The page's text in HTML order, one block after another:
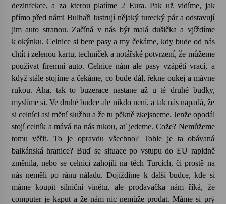
dezinfekce, a za kterou platíme 2 Eura. Pak už vidíme, jak
přímo před námi Bulhaři lustrují nějaký turecký pár a odstavují
jim auto stranou. Začíná v nás být malá dušička a vjíždíme
k okýnku. Celnice si bere pasy a my čekáme, kdy bude od nás
chtít i zelenou kartu, techniček a notářské potvrzení, že můžeme
používat firemní auto. Celnice nám ale pasy vzápětí vrací, a
když stále stojíme a čekáme, co bude dál, řekne oukej a mávne
rukou. Aha, tak to buzerace nastane až u té druhé budky,
myslíme si. Ve druhé budce ale nikdo není, a tak nás napadá, že
si celníci asi mění službu a že tu pěkně zkejsneme. Jenže opodál
stojí celník a mává na nás rukou, ať jedeme. Cože? Nemůžeme
tomu věřit. To je opravdu všechno? Tohle je ta obávaná
balkánská hranice? Buď se situace po vstupu do EU rapidně
změnila, nebo se celníci zahojili na těch Turcích, či prostě na
nás neměli po ránu náladu. Dojíždíme k další budce, kde si
máme koupit silniční vinětu, ale prodavačka nám říká, že
computer je kaput a že nám nic nemůže prodat. Máme si prý